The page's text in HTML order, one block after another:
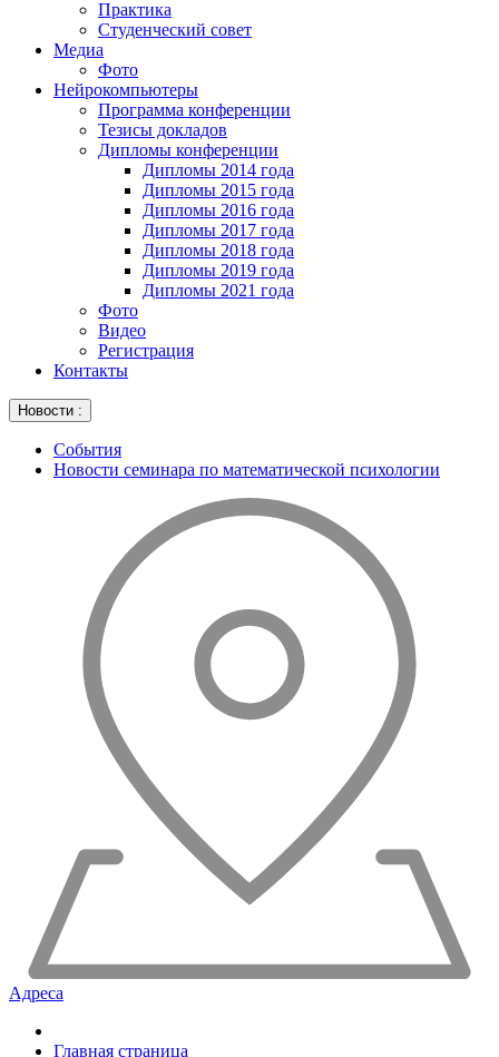
Практика
Студенческий совет
Медиа
Фото
Нейрокомпьютеры
Программа конференции
Тезисы докладов
Дипломы конференции
Дипломы 2014 года
Дипломы 2015 года
Дипломы 2016 года
Дипломы 2017 года
Дипломы 2018 года
Дипломы 2019 года
Дипломы 2021 года
Фото
Видео
Регистрация
Контакты
Новости :
События
Новости семинара по математической психологии
Адреса
Главная страница